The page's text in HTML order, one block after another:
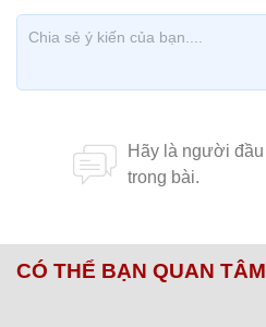
CÓ THỂ BẠN QUAN TÂM